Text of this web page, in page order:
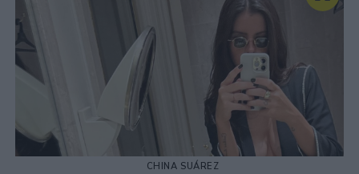
CHINA SUÁREZ